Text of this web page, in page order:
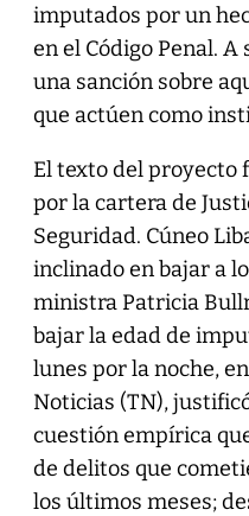
imputados por un
en el Código Penal.
una sanción sobre
que actúen como
El texto del proyecto
por la cartera de
Seguridad. Cúneo
inclinado en bajar a
ministra Patricia
bajar la edad de
lunes por la noche,
Noticias (TN),
cuestión empírica
de delitos que
los últimos meses;